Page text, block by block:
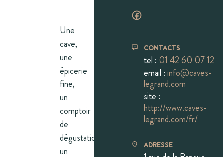
Une
cave,
une
épicerie
fine,
un
comptoir
de
dégustation,
un
CONTACTS
tel : 01 42 60 07 12
email :info@caves-
legrand.com
site :
http://www.caves-
legrand.com/fr/
ADRESSE